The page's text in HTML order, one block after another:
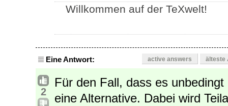
Willkommen auf der TeXwelt!
Eine Antwort: active answers älteste
2
Für den Fall, dass es unbedingt
eine Alternative. Dabei wird